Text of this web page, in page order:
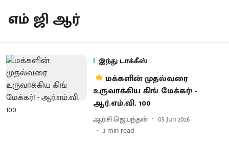
எம் ஜி ஆர்
இந்து டாக்கீஸ்
மக்களின் முதல்வரை
உருவாக்கிய கிங் மேக்கர்! -
ஆர்.எம்.வி. 100
ஆர்.சி.ஜெயந்தன்
05 Jun 2026
3 min read